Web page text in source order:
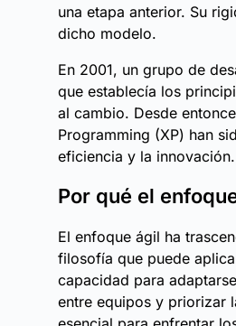
una etapa anterior. Su
dicho modelo.
En 2001, un grupo de
que establecía los
al cambio. Desde
Programming (XP) han
eficiencia y la innovación.
Por qué el
El enfoque ágil ha
filosofía que puede
capacidad para
entre equipos y priorizar